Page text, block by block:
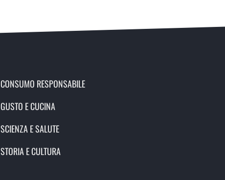
CONSUMO RESPONSABILE
GUSTO E CUCINA
SCIENZA E SALUTE
STORIA E CULTURA